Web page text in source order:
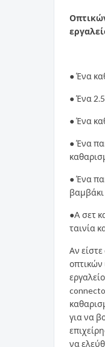
● Ένα
● Ένα
● Ένα
● Ένα
● Ένα
βαμβάκι
●A σετ
ταινία
Αν
οπτικών
για να
να